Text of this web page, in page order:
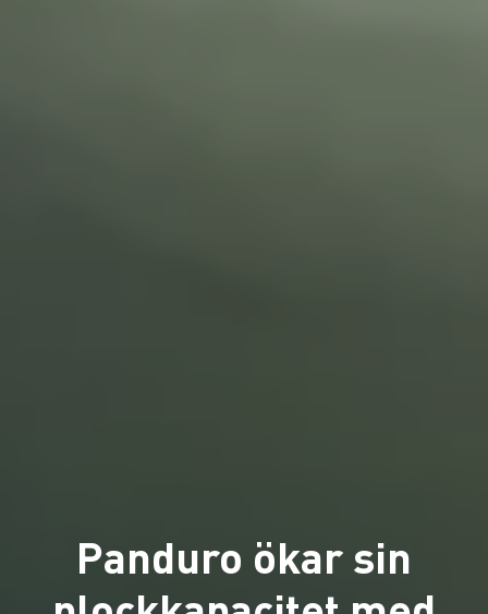
Panduro ökar sin